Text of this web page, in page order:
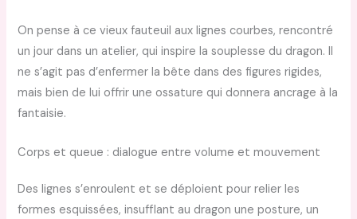
On pense à ce vieux fauteuil aux lignes courbes, rencontré
un jour dans un atelier, qui inspire la souplesse du dragon. Il
ne s’agit pas d’enfermer la bête dans des figures rigides,
mais bien de lui offrir une ossature qui donnera ancrage à la
fantaisie.
Corps et queue : dialogue entre volume et mouvement
Des lignes s’enroulent et se déploient pour relier les
formes esquissées, insufflant au dragon une posture, un